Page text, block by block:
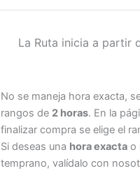
La Ruta inicia a partir
No se maneja hora exacta,
rangos de 2 horas. En la
finalizar compra se elige el
Si deseas una hora exactao
temprano, valídalo con